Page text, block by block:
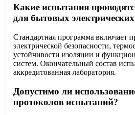
Какие испытания
для бытовых электрических
Стандартная программа включает
электрической безопасности,
устойчивости изоляции и
систем. Окончательный состав
аккредитованная лаборатория.
Допустимо ли
протоколов испытаний?